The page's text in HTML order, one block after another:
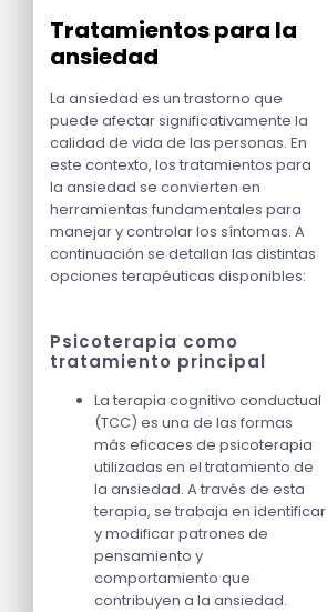
Tratamientos para la
ansiedad
La ansiedad es un trastorno que
puede afectar significativamente la
calidad de vida de las personas. En
este contexto, los tratamientos para
la ansiedad se convierten en
herramientas fundamentales para
manejar y controlar los síntomas. A
continuación se detallan las distintas
opciones terapéuticas disponibles:
Psicoterapia como
tratamiento principal
La terapia cognitivo conductual
(TCC) es una de las formas
más eficaces de psicoterapia
utilizadas en el tratamiento de
la ansiedad. A través de esta
terapia, se trabaja en identificar
y modificar patrones de
pensamiento y
comportamiento que
contribuyen a la ansiedad.